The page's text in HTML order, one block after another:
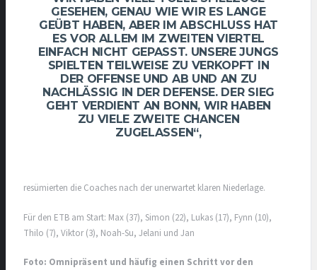
GESEHEN, GENAU WIE WIR ES LANGE
GEÜBT HABEN, ABER IM ABSCHLUSS HAT
ES VOR ALLEM IM ZWEITEN VIERTEL
EINFACH NICHT GEPASST. UNSERE JUNGS
SPIELTEN TEILWEISE ZU VERKOPFT IN
DER OFFENSE UND AB UND AN ZU
NACHLÄSSIG IN DER DEFENSE. DER SIEG
GEHT VERDIENT AN BONN, WIR HABEN
ZU VIELE ZWEITE CHANCEN
ZUGELASSEN“,
resümierten die Coaches nach der unerwartet klaren Niederlage.
Für den ETB am Start: Max (37), Simon (22), Lukas (17), Fynn (10),
Thilo (7), Viktor (3), Noah-Su, Jelani und Jan
Foto: Omnipräsent und häufig einen Schritt vor den